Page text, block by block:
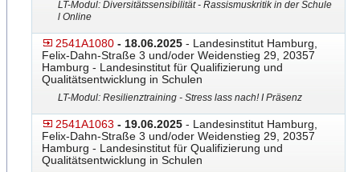
LT-Modul: Diversitätssensibilität - Rassismuskritik in der Schule
l Online
2541A1080 - 18.06.2025 - Landesinstitut Hamburg,
Felix-Dahn-Straße 3 und/oder Weidenstieg 29, 20357
Hamburg - Landesinstitut für Qualifizierung und
Qualitätsentwicklung in Schulen
LT-Modul: Resilienztraining - Stress lass nach! I Präsenz
2541A1063 - 19.06.2025 - Landesinstitut Hamburg,
Felix-Dahn-Straße 3 und/oder Weidenstieg 29, 20357
Hamburg - Landesinstitut für Qualifizierung und
Qualitätsentwicklung in Schulen